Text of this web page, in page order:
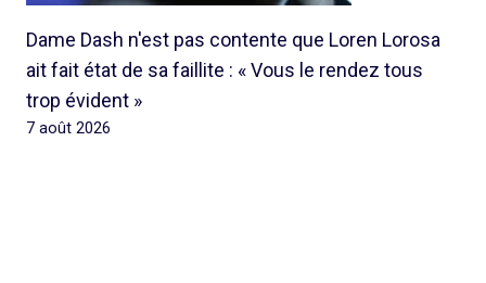
Dame Dash n'est pas contente que Loren Lorosa
ait fait état de sa faillite : « Vous le rendez tous
trop évident »
7 août 2026